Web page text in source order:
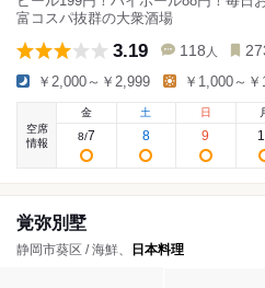
富コスパ抜群の大衆酒場
3.19 118 人
￥2,000～￥2,999 ￥1,000～
空席
情報
金
8/7
土
8
日
9
覚弥別墅
静岡市葵区 / 海鮮、 日本料理